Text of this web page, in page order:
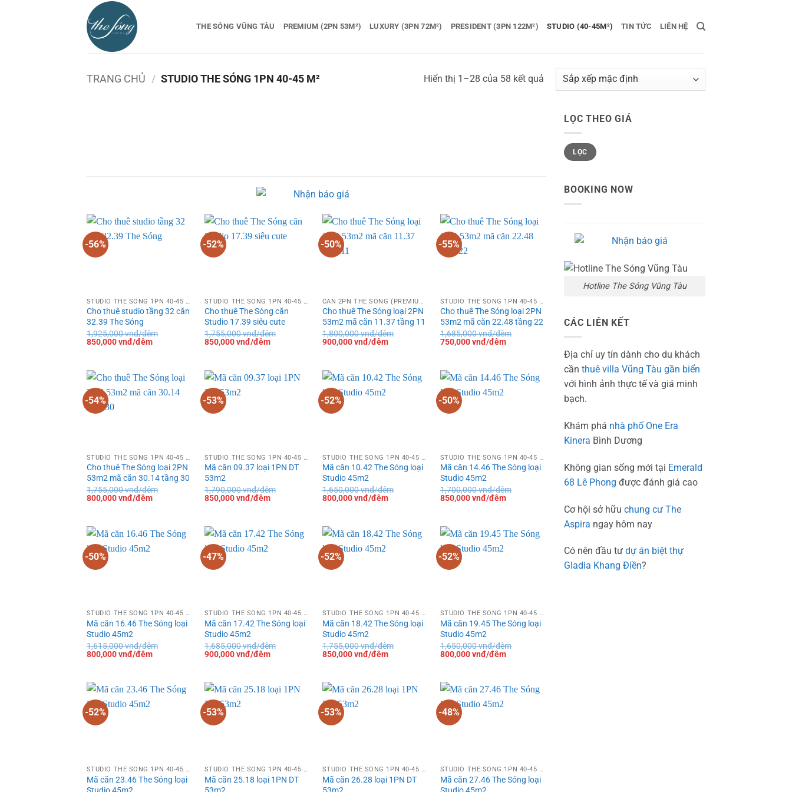
THE SÓNG VŨNG TÀU PREMIUM (2PN 53M²) LUXURY (3PN 72M²) PRESIDENT (3PN 122M²) STUDIO (40-45M²) TIN TỨC LIÊN HỆ
TRANG CHỦ / STUDIO THE SÓNG 1PN 40-45 M² Hiển thị 1–28 của 58 kết quả
-56%
STUDIO THE SÓNG 1PN 40-45 M²
Cho thuê studio tầng 32 căn
32.39 The Sóng
1,925,000vnđ/đêm
Giá
đêm.
850,000vnđ/đêmGiá
850,000 vnđ/
đêm.
-52%
STUDIO THE SÓNG 1PN 40-45 M²
Cho thuê The Sóng căn
Studio 17.39 siêu cute
1,755,000vnđ/đêm
Giá
đêm.
850,000vnđ/đêmGiá
850,000 vnđ/
đêm.
-50%
CĂN 2PN THE SÓNG (PREMIUM 50M²)
Cho thuê The Sóng loại 2PN
53m2 mã căn 11.37 tầng 11
1,800,000vnđ/đêm
Giá
đêm.
900,000vnđ/đêmGiá
900,000 vnđ/
đêm.
-55%
STUDIO THE SÓNG 1PN 40-45 M²
Cho thuê The Sóng loại 2PN
53m2 mã căn 22.48 tầng 22
1,685,000vnđ/đêm
Giá
đêm.
750,000vnđ/đêmGiá
750,000 vnđ/
đêm.
-54%
Cho thuê The Sóng loại 2PN
53m2 mã căn 30.14 tầng 30
1,755,000vnđ/đêm
Giá
đêm.
800,000vnđ/đêmGiá
800,000 vnđ/
đêm.
-53%
Mã căn 09.37 loại 1PN DT
53m2
1,790,000vnđ/đêm
Giá
đêm.
850,000vnđ/đêmGiá
850,000 vnđ/
đêm.
-52%
Mã căn 10.42 The Sóng loại
Studio 45m2
1,650,000vnđ/đêm
Giá
đêm.
800,000vnđ/đêmGiá
800,000 vnđ/
đêm.
-50%
Mã căn 14.46 The Sóng loại
Studio 45m2
1,700,000vnđ/đêm
Giá
đêm.
850,000vnđ/đêmGiá
850,000 vnđ/
đêm.
-50%
STUDIO THE SÓNG 1PN 40-45 M²
Mã căn 16.46 The Sóng loại
Studio 45m2
1,615,000vnđ/đêm
Giá
đêm.
800,000vnđ/đêmGiá
800,000 vnđ/
đêm.
-47%
STUDIO THE SÓNG 1PN 40-45 M²
Mã căn 17.42 The Sóng loại
Studio 45m2
1,685,000vnđ/đêm
Giá
đêm.
900,000vnđ/đêmGiá
900,000 vnđ/
đêm.
-52%
STUDIO THE SÓNG 1PN 40-45 M²
Mã căn 18.42 The Sóng loại
Studio 45m2
1,755,000vnđ/đêm
Giá
đêm.
850,000vnđ/đêmGiá
850,000 vnđ/
đêm.
-52%
STUDIO THE SÓNG 1PN 40-45 M²
Mã căn 19.45 The Sóng loại
Studio 45m2
1,650,000vnđ/đêm
Giá
đêm.
800,000vnđ/đêmGiá
800,000 vnđ/
đêm.
-52%
STUDIO THE SÓNG 1PN 40-45 M²
Mã căn 23.46 The Sóng loại
-53%
STUDIO THE SÓNG 1PN 40-45 M²
Mã căn 25.18 loại 1PN DT
-53%
STUDIO THE SÓNG 1PN 40-45 M²
Mã căn 26.28 loại 1PN DT
-48%
STUDIO THE SÓNG 1PN 40-45 M²
Mã căn 27.46 The Sóng loại
LỌC THEO GIÁ
Giá
tối
thiểu
Giá
tối
đa
LỌC
BOOKING NOW
Hotline The Sóng Vũng Tàu
CÁC LIÊN KẾT
Địa chỉ uy tín dành cho du khách
cần thuê villa Vũng Tàu gần biển
với hình ảnh thực tế và giá minh
bạch.
Khám phá nhà phố One Era
Kinera Bình Dương
Không gian sống mới tại Emerald
68 Lê Phong được đánh giá cao
Cơ hội sở hữu chung cư The
Aspira ngay hôm nay
Có nên đầu tư dự án biệt thự
Gladia Khang Điền?